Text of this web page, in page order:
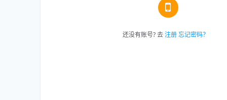
还没有账号? 去注册忘记密码？